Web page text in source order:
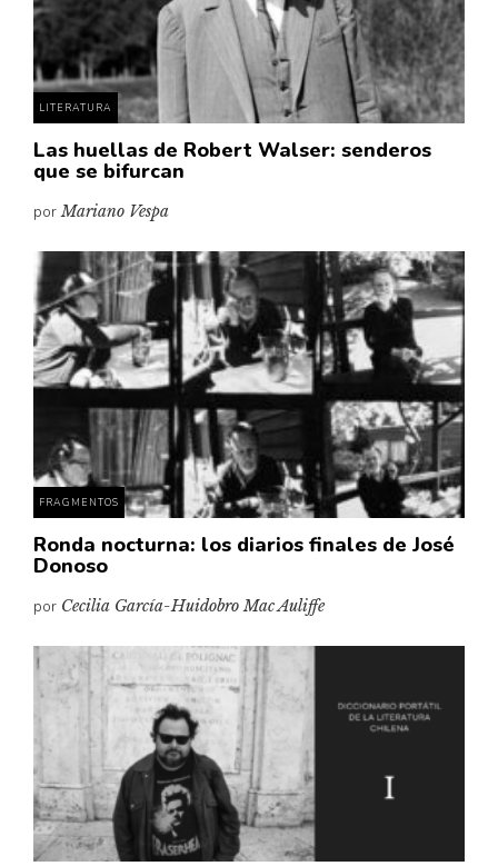
Pensamiento ilustrado
Personaje
Personajes secundarios
Política
Relecturas
Sociedad
Vidas paralelas
Voces y lecturas
LITERATURA
Las huellas de Robert Walser: senderos
que se bifurcan
porMariano Vespa
FRAGMENTOS
Ronda nocturna: los diarios finales de José
Donoso
por Cecilia García-Huidobro Mac Auliffe